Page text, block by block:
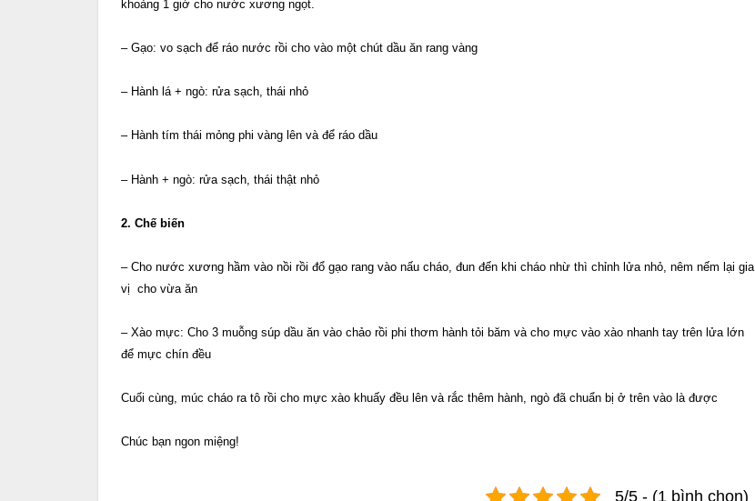
khoảng 1 giờ cho nước xương ngọt.
– Gạo: vo sạch để ráo nước rồi cho vào một chút dầu ăn rang vàng
– Hành lá + ngò: rửa sạch, thái nhỏ
– Hành tím thái mỏng phi vàng lên và để ráo dầu
– Hành + ngò: rửa sạch, thái thật nhỏ
2. Chế biến
– Cho nước xương hầm vào nồi rồi đổ gạo rang vào nấu cháo, đun đến khi cháo nhừ thì chỉnh lửa nhỏ, nêm nếm lại gia
vị cho vừa ăn
– Xào mực: Cho 3 muỗng súp dầu ăn vào chảo rồi phi thơm hành tỏi băm và cho mực vào xào nhanh tay trên lửa lớn
để mực chín đều
Cuối cùng, múc cháo ra tô rồi cho mực xào khuấy đều lên và rắc thêm hành, ngò đã chuẩn bị ở trên vào là được
Chúc bạn ngon miệng!
5/5 - (1 bình chọn)